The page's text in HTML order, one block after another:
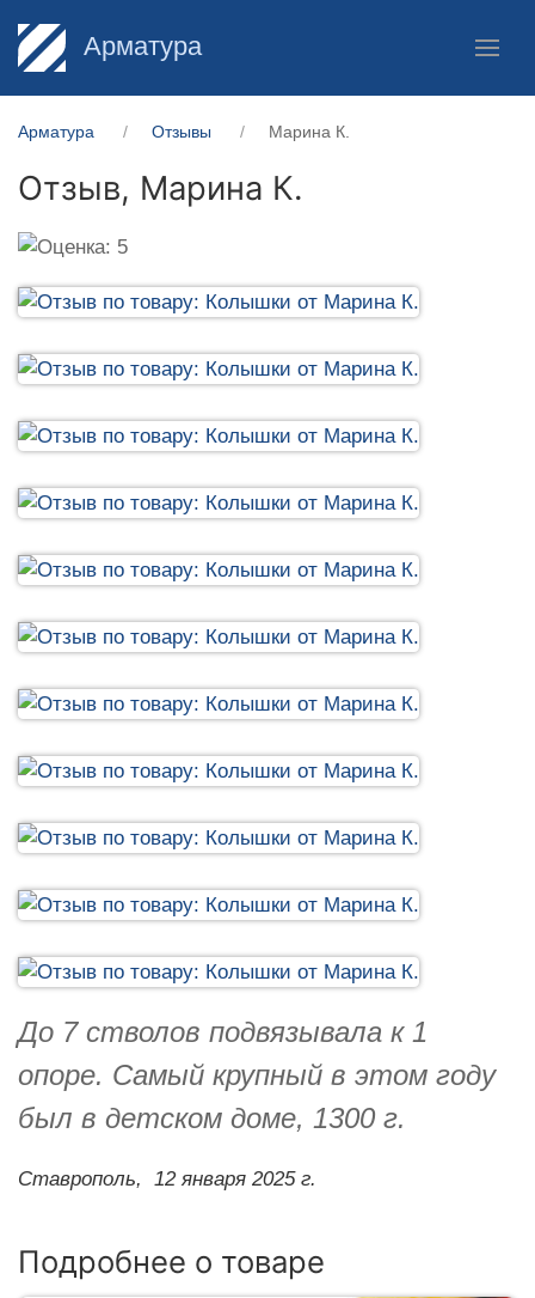
Арматура
Арматура Отзывы Марина К.
Отзыв, Марина К.
До 7 стволов подвязывала к 1
опоре. Самый крупный в этом году
был в детском доме, 1300 г.
Ставрополь, 12 января 2025 г.
Подробнее о товаре